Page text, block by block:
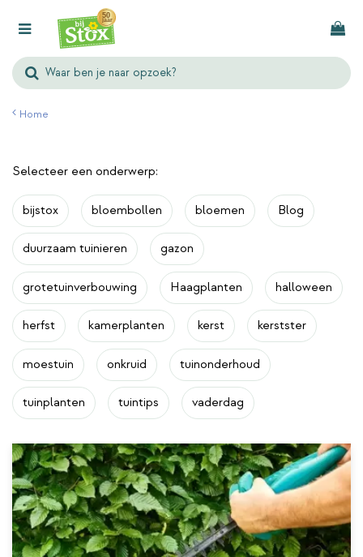
Home
Selecteer een onderwerp:
bijstox bloembollen bloemen Blog
duurzaam tuinieren gazon
grotetuinverbouwing Haagplanten halloween
herfst kamerplanten kerst kerstster
moestuin onkruid tuinonderhoud
tuinplanten tuintips vaderdag